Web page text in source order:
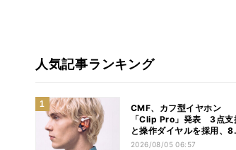
人気記事ランキング
CMF、カフ型イヤホン
「Clip Pro」発表 3点支
と操作ダイヤルを採用、8
15日発売
2026/08/05 06:57